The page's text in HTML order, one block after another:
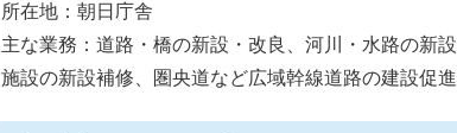
所在地：朝日庁舎
主な業務：道路・橋の新設・改良、河川・水路の新
施設の新設補修、圏央道など広域幹線道路の建設促